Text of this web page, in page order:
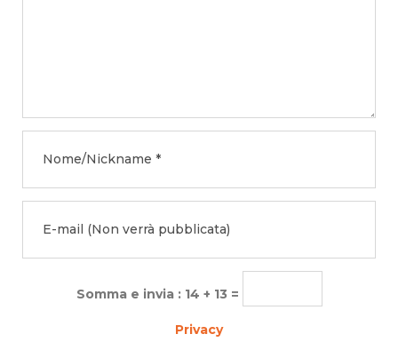
Somma e invia : 14 + 13 =
Privacy